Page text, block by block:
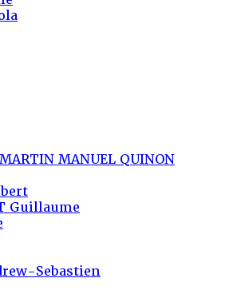
MANUEL QUINON
Guillaume
Sebastien